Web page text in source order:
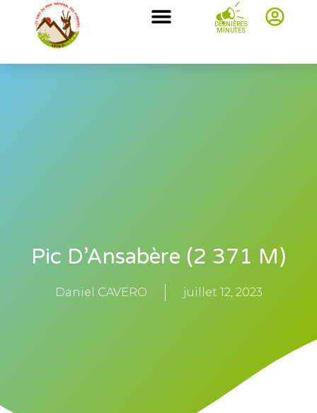
DERNIÈRES
MINUTES
Pic D’Ansabère (2 371 M)
Daniel CAVERO juillet 12, 2023